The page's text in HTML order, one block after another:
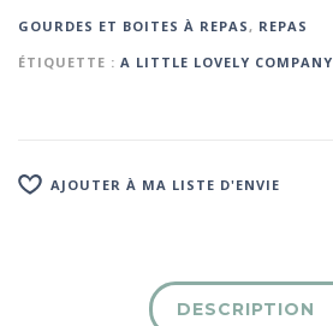
GOURDES ET BOITES À REPAS , REPAS
ÉTIQUETTE : A LITTLE LOVELY COMPANY
AJOUTER À MA LISTE D'ENVIE
DESCRIPTION